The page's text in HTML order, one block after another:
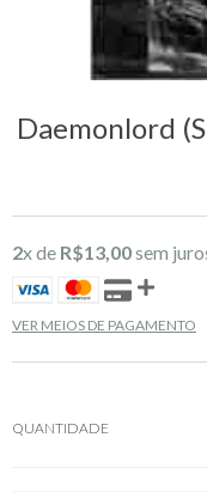
Daemonlord
2x de R$13,00sem
VER MEIOS DE PAGAMENTO
QUANTIDADE